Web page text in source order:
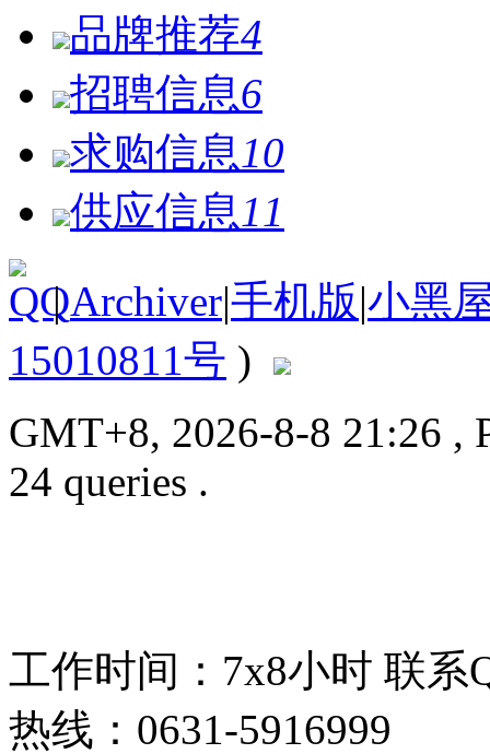
品牌推荐4
招聘信息6
求购信息 10
供应信息 11
| Archiver|手机版|小黑
15010811号 )
GMT+8, 2026-8-8 21:26 ,
24 queries .
工作时间：7x8小时 联系
热线：0631-5916999